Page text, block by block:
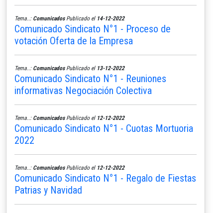
Tema..: ComunicadosPublicado el 14-12-2022
Comunicado Sindicato N°1 - Proceso de
votación Oferta de la Empresa
Tema..: ComunicadosPublicado el 13-12-2022
Comunicado Sindicato N°1 - Reuniones
informativas Negociación Colectiva
Tema..: ComunicadosPublicado el 12-12-2022
Comunicado Sindicato N°1 - Cuotas Mortuoria
2022
Tema..: ComunicadosPublicado el 12-12-2022
Comunicado Sindicato N°1 - Regalo de Fiestas
Patrias y Navidad